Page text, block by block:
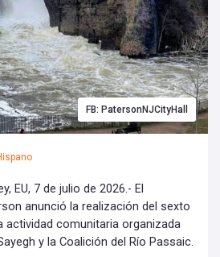
FB: PatersonNJCityHall
EU, 7 de julio de 2026.- El
anunció la realización del sexto
actividad comunitaria organizada
y la Coalición del Río Passaic.